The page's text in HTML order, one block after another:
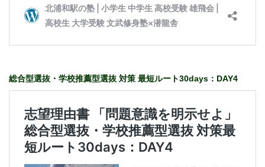
総合型選抜・学校推薦型選抜 対策 最短ルート30days：DAY4